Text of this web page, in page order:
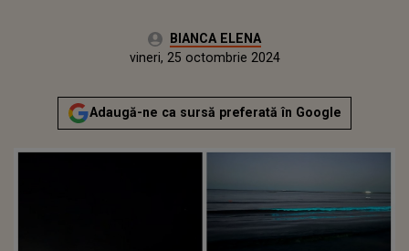
Autor:BIANCA ELENA
Publicat:
vineri, 25 octombrie 2024
Adaugă-ne ca sursă preferată în Google